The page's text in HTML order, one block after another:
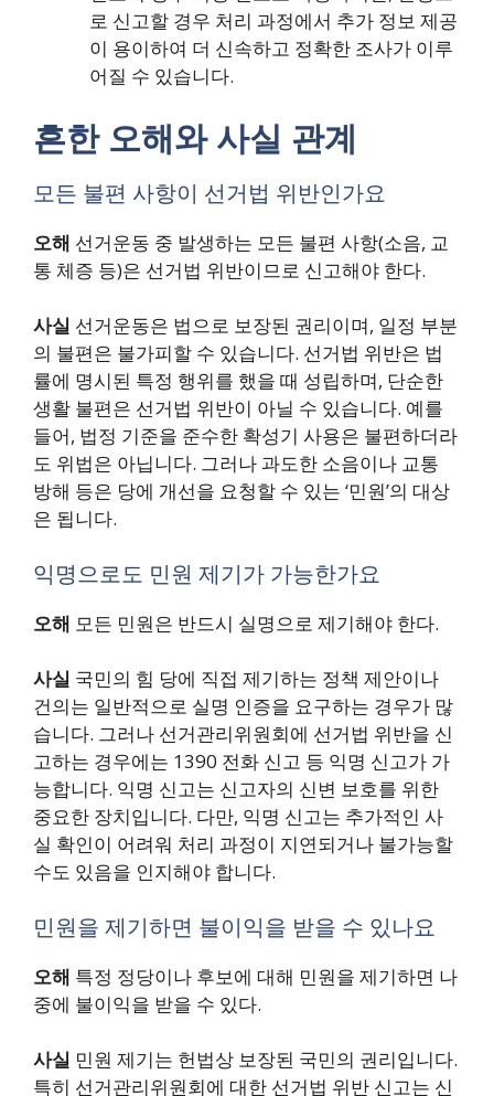
로 신고할 경우 처리 과정에서 추가 정보 제공
이 용이하여 더 신속하고 정확한 조사가 이루
어질 수 있습니다.
흔한 오해와 사실 관계
모든 불편 사항이 선거법 위반인가요
오해 선거운동 중 발생하는 모든 불편 사항(소음, 교
통 체증 등)은 선거법 위반이므로 신고해야 한다.
사실 선거운동은 법으로 보장된 권리이며, 일정 부분
의 불편은 불가피할 수 있습니다. 선거법 위반은 법
률에 명시된 특정 행위를 했을 때 성립하며, 단순한
생활 불편은 선거법 위반이 아닐 수 있습니다. 예를
들어, 법정 기준을 준수한 확성기 사용은 불편하더라
도 위법은 아닙니다. 그러나 과도한 소음이나 교통
방해 등은 당에 개선을 요청할 수 있는 ‘민원’의 대상
은 됩니다.
익명으로도 민원 제기가 가능한가요
오해 모든 민원은 반드시 실명으로 제기해야 한다.
사실 국민의 힘 당에 직접 제기하는 정책 제안이나
건의는 일반적으로 실명 인증을 요구하는 경우가 많
습니다. 그러나 선거관리위원회에 선거법 위반을 신
고하는 경우에는 1390 전화 신고 등 익명 신고가 가
능합니다. 익명 신고는 신고자의 신변 보호를 위한
중요한 장치입니다. 다만, 익명 신고는 추가적인 사
실 확인이 어려워 처리 과정이 지연되거나 불가능할
수도 있음을 인지해야 합니다.
민원을 제기하면 불이익을 받을 수 있나요
오해 특정 정당이나 후보에 대해 민원을 제기하면 나
중에 불이익을 받을 수 있다.
사실 민원 제기는 헌법상 보장된 국민의 권리입니다.
특히 선거관리위원회에 대한 선거법 위반 신고는 신